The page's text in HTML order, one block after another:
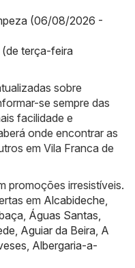
(06/08/2026 -
terça-feira
sobre
se sempre das
facilidade e
onde encontrar as
em Vila Franca de
promoções irresistíveis.
em Alcabideche,
, Águas Santas,
, Aguiar da Beira, A
, Albergaria-a-